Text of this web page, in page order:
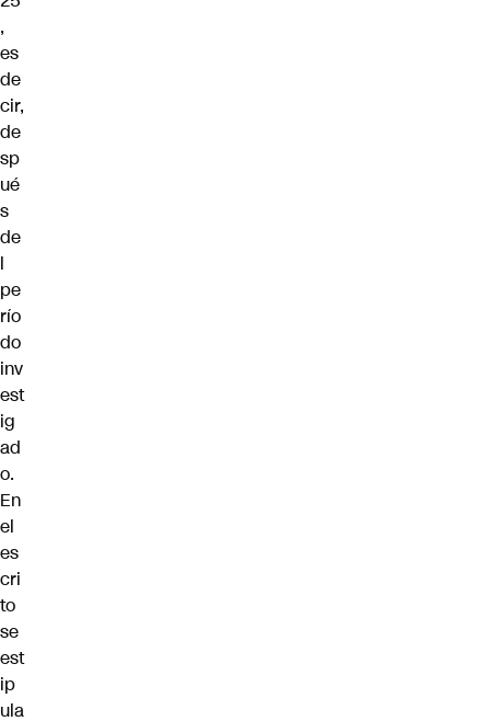
,
es
de
cir,
de
sp
ué
s
de
l
pe
río
do
inv
est
ig
ad
o.
En
el
es
cri
to
se
est
ip
ula